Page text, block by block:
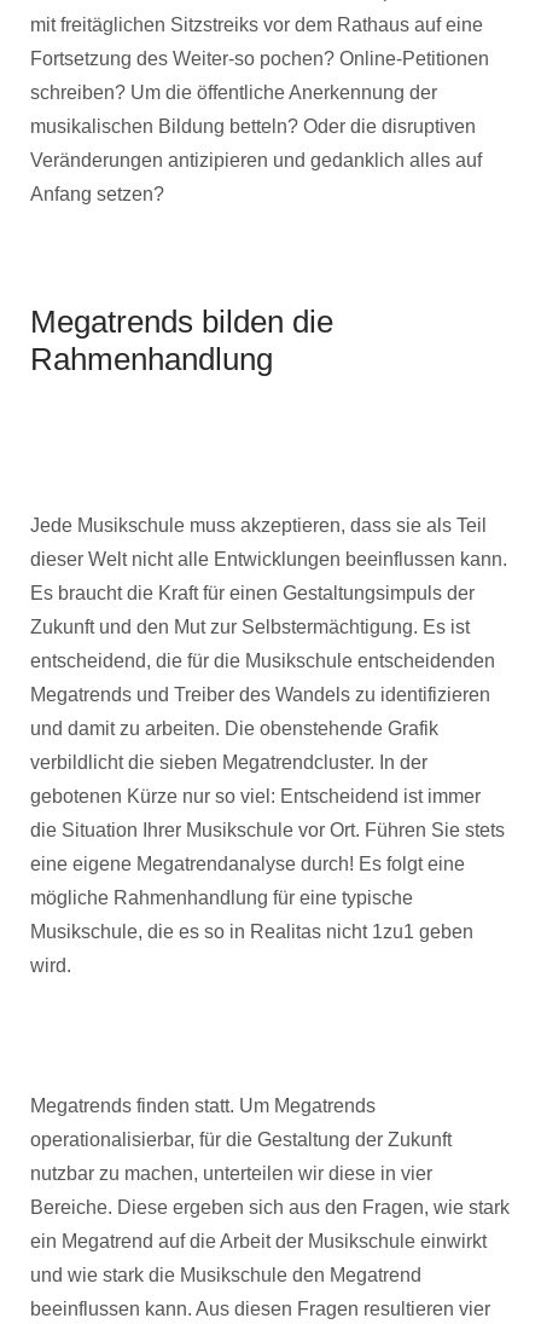
mit freitäglichen Sitzstreiks vor dem Rathaus auf eine
Fortsetzung des Weiter-so pochen? Online-Petitionen
schreiben? Um die öffentliche Anerkennung der
musikalischen Bildung betteln? Oder die disruptiven
Veränderungen antizipieren und gedanklich alles auf
Anfang setzen?
Megatrends bilden die
Rahmenhandlung
Jede Musikschule muss akzeptieren, dass sie als Teil
dieser Welt nicht alle Entwicklungen beeinflussen kann.
Es braucht die Kraft für einen Gestaltungsimpuls der
Zukunft und den Mut zur Selbstermächtigung. Es ist
entscheidend, die für die Musikschule entscheidenden
Megatrends und Treiber des Wandels zu identifizieren
und damit zu arbeiten. Die obenstehende Grafik
verbildlicht die sieben Megatrendcluster. In der
gebotenen Kürze nur so viel: Entscheidend ist immer
die Situation Ihrer Musikschule vor Ort. Führen Sie stets
eine eigene Megatrendanalyse durch! Es folgt eine
mögliche Rahmenhandlung für eine typische
Musikschule, die es so in Realitas nicht 1zu1 geben
wird.
Megatrends finden statt. Um Megatrends
operationalisierbar, für die Gestaltung der Zukunft
nutzbar zu machen, unterteilen wir diese in vier
Bereiche. Diese ergeben sich aus den Fragen, wie stark
ein Megatrend auf die Arbeit der Musikschule einwirkt
und wie stark die Musikschule den Megatrend
beeinflussen kann. Aus diesen Fragen resultieren vier